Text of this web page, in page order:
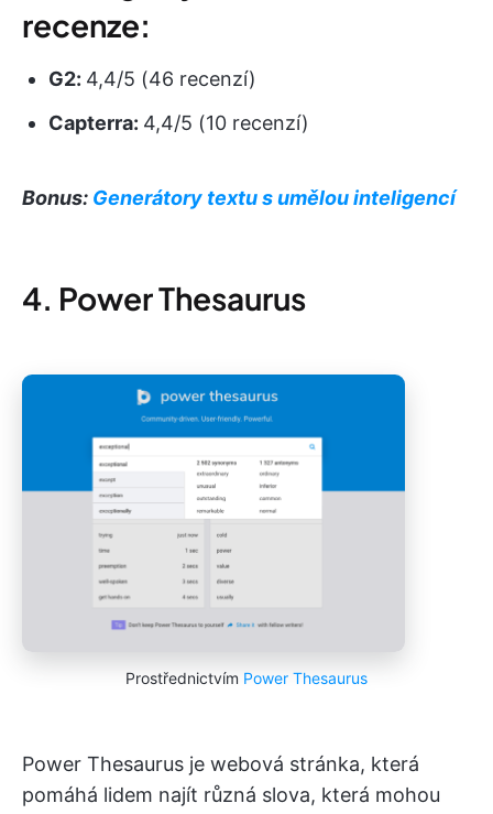
recenze:
G2: 4,4/5 (46 recenzí)
Capterra: 4,4/5 (10 recenzí)
Bonus: Generátory textu s umělou inteligencí
4. Power Thesaurus
Prostřednictvím Power Thesaurus
Power Thesaurus je webová stránka, která
pomáhá lidem najít různá slova, která mohou